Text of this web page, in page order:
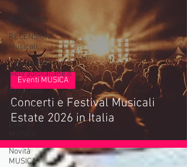
TUTORIAL
WEB RADIO
RECENSIONI
Musicali
Interviste di
webradioitaliane.it
Oroscopo
Concerti Live
Eventi
Novità
MUSICA
Concerti e Festival Musicali
Estate 2026 in Italia
Eventi MUSICA